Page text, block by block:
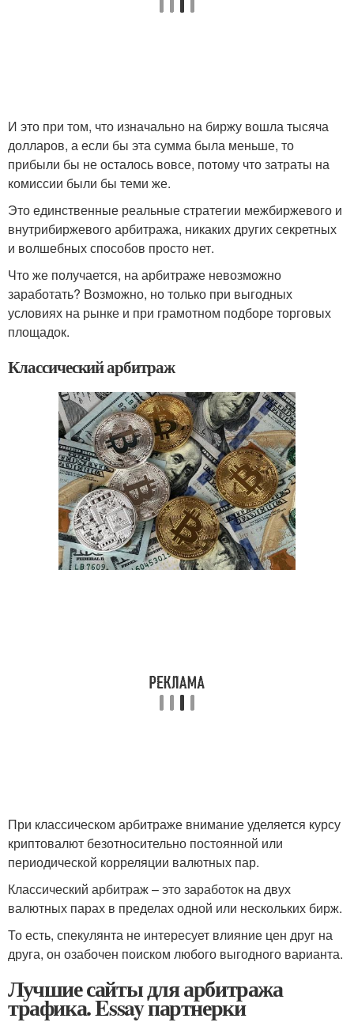
И это при том, что изначально на биржу вошла тысяча
долларов, а если бы эта сумма была меньше, то
прибыли бы не осталось вовсе, потому что затраты на
комиссии были бы теми же.
Это единственные реальные стратегии межбиржевого и
внутрибиржевого арбитража, никаких других секретных
и волшебных способов просто нет.
Что же получается, на арбитраже невозможно
заработать? Возможно, но только при выгодных
условиях на рынке и при грамотном подборе торговых
площадок.
Классический арбитраж
При классическом арбитраже внимание уделяется курсу
криптовалют безотносительно постоянной или
периодической корреляции валютных пар.
Классический арбитраж – это заработок на двух
валютных парах в пределах одной или нескольких бирж.
То есть, спекулянта не интересует влияние цен друг на
друга, он озабочен поиском любого выгодного варианта.
Лучшие сайты для арбитража
трафика. Essay партнерки